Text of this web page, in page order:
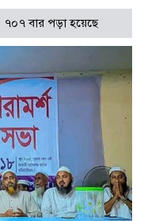
৭০৭ বার পড়া হয়েছে